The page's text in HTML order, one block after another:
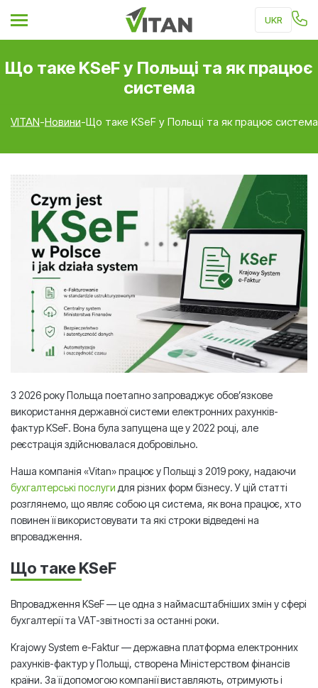
RU
UKR
PL
Що таке KSeF у Польщі та як працює
система
VITAN-Новини-Що таке KSeF у Польщі та як працює система
З 2026 року Польща поетапно запроваджує обов’язкове
використання державної системи електронних рахунків-
фактур KSeF. Вона була запущена ще у 2022 році, але
реєстрація здійснювалася добровільно.
Наша компанія «Vitan» працює у Польщі з 2019 року, надаючи
бухгалтерські послуги для різних форм бізнесу. У цій статті
розглянемо, що являє собою ця система, як вона працює, хто
повинен її використовувати та які строки відведені на
впровадження.
Що таке KSeF
Впровадження KSeF — це одна з наймасштабніших змін у сфері
бухгалтерії та VAT-звітності за останні роки.
Krajowy System e-Faktur — державна платформа електронних
рахунків-фактур у Польщі, створена Міністерством фінансів
країни. За її допомогою компанії виставляють, отримують і